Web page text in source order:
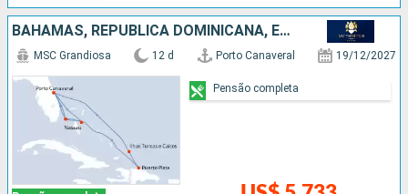
BAHAMAS, REPUBLICA DOMINICANA, ESTADOS UNIDOS
MSC Grandiosa 12 d Porto Canaveral 19/12/2027
Pensão completa